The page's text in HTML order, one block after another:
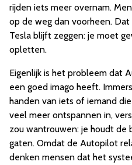
rijden iets meer overnam.
op de weg dan voorheen.
Tesla blijft zeggen: je moet
opletten.
Eigenlijk is het probleem dat
een goed imago heeft.
handen van iets of iemand
veel meer ontspannen in,
zou wantrouwen: je houdt de
gaten. Omdat de Autopilot
denken mensen dat het